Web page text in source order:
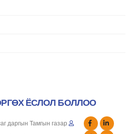
ЁСЛОЛ БОЛЛОО
даргын Тамгын газар